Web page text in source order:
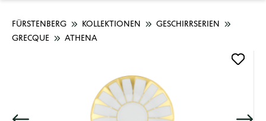
FÜRSTENBERG KOLLEKTIONEN
GESCHIRRSERIEN
GRECQUE
ATHENA